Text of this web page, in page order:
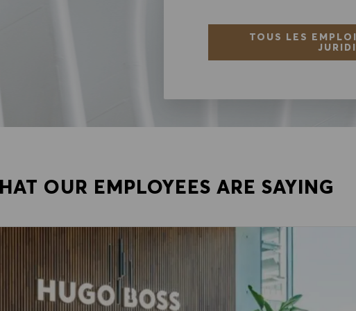
TOUS LES
OUR EMPLOYEES ARE SAYING